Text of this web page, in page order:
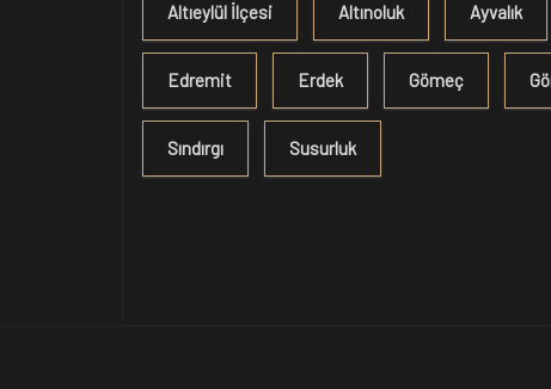
Altıeylül İlçesi Altınoluk Ayvalık
Edremit Erdek Gömeç
Sındırgı Susurluk